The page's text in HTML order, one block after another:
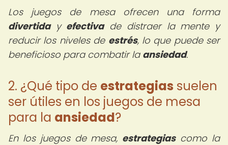
Los juegos de mesa ofrecen una forma
divertiday efectivade distraer la mente y
reducir los niveles de estrés, lo que puede ser
beneficioso para combatir la ansiedad.
2. ¿Qué tipo de estrategias suelen
ser útiles en los juegos de mesa
para la ansiedad?
En los juegos de mesa, estrategiascomo la